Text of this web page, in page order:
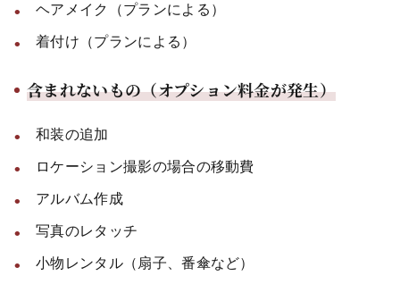
ヘアメイク（プランによる）
着付け（プランによる）
含まれないもの（オプション料金が発生）
和装の追加
ロケーション撮影の場合の移動費
アルバム作成
写真のレタッチ
小物レンタル（扇子、番傘など）